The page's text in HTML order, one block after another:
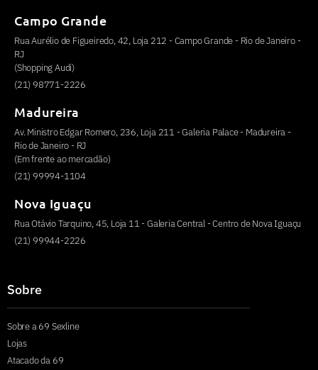
Campo Grande
Rua Aurélio de Figueiredo, 42, Loja 212 - Campo Grande - Rio de Janeiro -
RJ
(Shopping Audi)
(21) 98771-2226
Madureira
Av. Ministro Edgar Romero, 236, Loja 211 - Galeria Palace - Madureira -
Rio de Janeiro - RJ
(Em frente ao mercadão)
(21) 99994-1104
Nova Iguaçu
Rua Otávio Tarquino, 45, Loja 11 - Galeria Central - Centro de Nova Iguaçu
(21) 99944-2226
Sobre
Sobre a 69 Sexline
Lojas
Atacado da 69